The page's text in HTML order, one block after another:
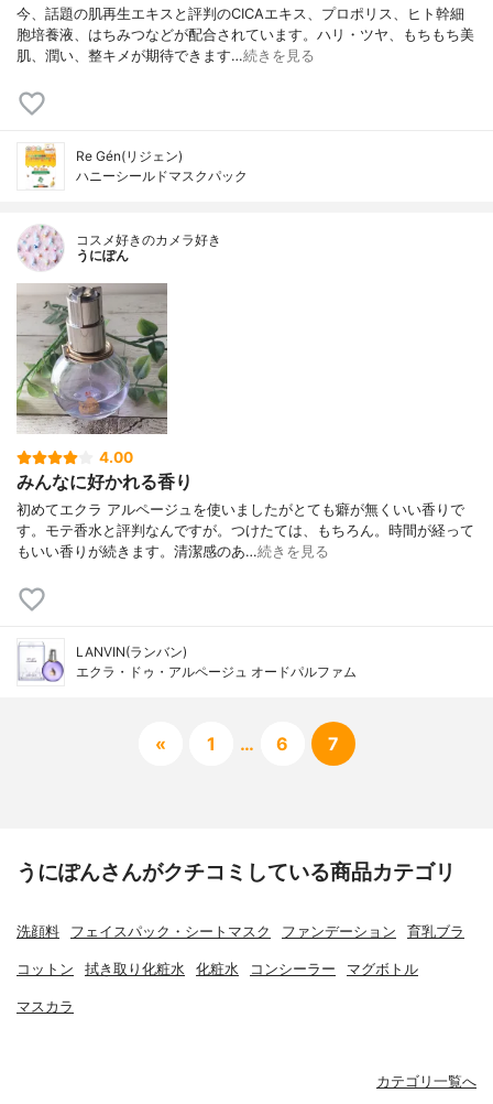
今、話題の肌再生エキスと評判のCICAエキス、プロポリス、ヒト幹細
胞培養液、はちみつなどが配合されています。ハリ・ツヤ、もちもち美
肌、潤い、整キメが期待できます…続きを見る
Re Gén(リジェン)
ハニーシールドマスクパック
コスメ好きのカメラ好き
うにぽん
4.00
みんなに好かれる香り
初めてエクラ アルページュを使いましたがとても癖が無くいい香りで
す。モテ香水と評判なんですが。つけたては、もちろん。時間が経って
もいい香りが続きます。清潔感のあ…続きを見る
LANVIN(ランバン)
エクラ・ドゥ・アルページュ オードパルファム
« 1 … 6 7
うにぽんさんがクチコミしている商品カテゴリ
洗顔料 フェイスパック・シートマスク ファンデーション 育乳ブラ
コットン 拭き取り化粧水 化粧水 コンシーラー マグボトル
マスカラ
カテゴリ一覧へ